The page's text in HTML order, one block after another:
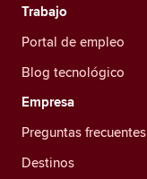
Trabajo
Portal de empleo
Blog tecnológico
Empresa
Preguntas frecuentes
Destinos